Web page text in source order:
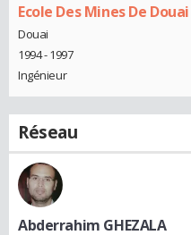
Ecole Des Mines De Douai
Douai
1994 - 1997
Ingénieur
Réseau
Abderrahim GHEZALA